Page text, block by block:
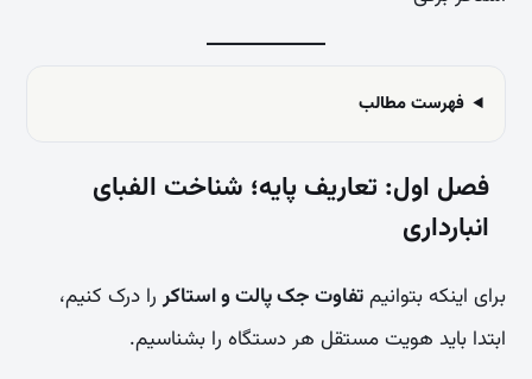
فهرست مطالب
فصل اول: تعاریف پایه؛ شناخت الفبای
انبارداری
برای اینکه بتوانیمتفاوت جک پالت و استاکررا درک کنیم،
ابتدا باید هویت مستقل هر دستگاه را بشناسیم.